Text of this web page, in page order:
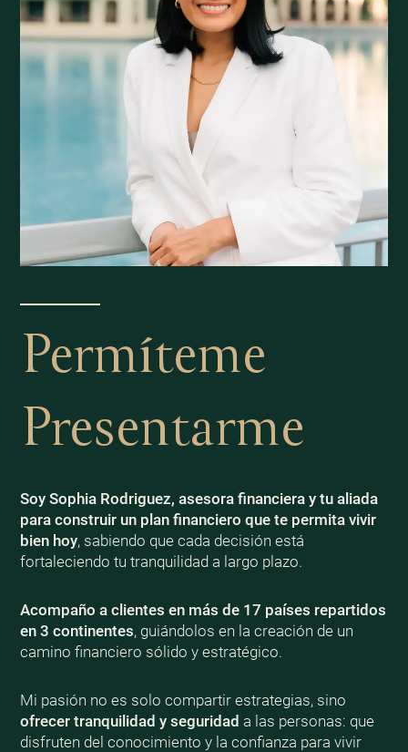
Permíteme
Presentarme
Soy Sophia Rodriguez, asesora financiera y tu aliada
para construir un plan financiero que te permita vivir
bien hoy, sabiendo que cada decisión está
fortaleciendo tu tranquilidad a largo plazo.
Acompaño a clientes en más de 17 países repartidos
en 3 continentes, guiándolos en la creación de un
camino financiero sólido y estratégico.
Mi pasión no es solo compartir estrategias, sino
ofrecer tranquilidad y seguridad a las personas: que
disfruten del conocimiento y la confianza para vivir